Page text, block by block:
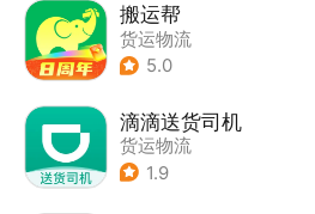
搬运帮
货运物流
5.0
滴滴送货司机
货运物流
1.9